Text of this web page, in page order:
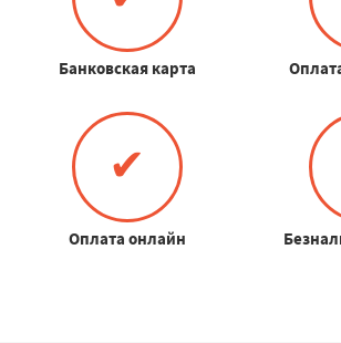
Банковская карта
✔
Оплата онлайн